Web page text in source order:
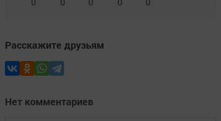
Расскажите друзьям
Нет комментариев